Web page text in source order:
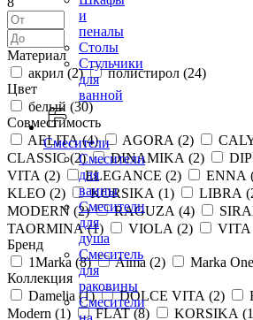
и
пеналы
Столы
Стульчики
для
ванной
Смесители
Смесители
для
ванны
Смесители
для
душа
Смеситель
для
раковины
Смесители
Материал
акрил (2) полистирол (24)
Цвет
белый (30)
Совместимость
AELITA (4) AGORA (2)
CLASSIC (2) DINAMIKA (2)
VITA (2) ELEGANCE (2) ENNA
KLEO (2) KORSIKA (1) LIBRA (
MODERN (2) RAGUZA (4)
TAORMINA (1) VIOLA (2) VITA
Бренд
1Marka (8) Aima (2) Marka
Коллекция
Damelia (1) DOLCE VITA (2)
Modern (1) FLAT (8) KORSIKA (1